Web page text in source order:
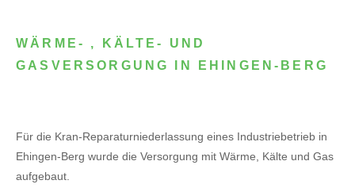
WÄRME- , KÄLTE- UND
GASVERSORGUNG IN EHINGEN-BERG
Für die Kran-Reparaturniederlassung eines Industriebetrieb in
Ehingen-Berg wurde die Versorgung mit Wärme, Kälte und Gas
aufgebaut.